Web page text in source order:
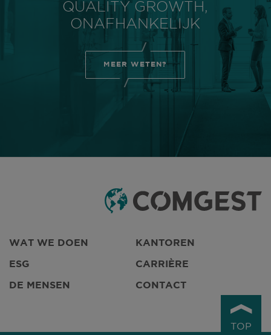
QUALITY GROWTH,
ONAFHANKELIJK
MEER WETEN?
WAT WE DOEN
ESG
DE MENSEN
KANTOREN
CARRIÈRE
CONTACT
TOP